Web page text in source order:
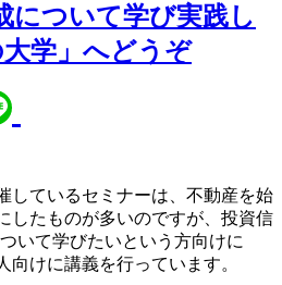
について学び実践し
学」へどうぞ
しているセミナーは、不動産を始
したものが多いのですが、投資信
いて学びたいという方向けに
向けに講義を行っています。